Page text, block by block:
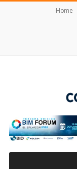
Home
Construcción